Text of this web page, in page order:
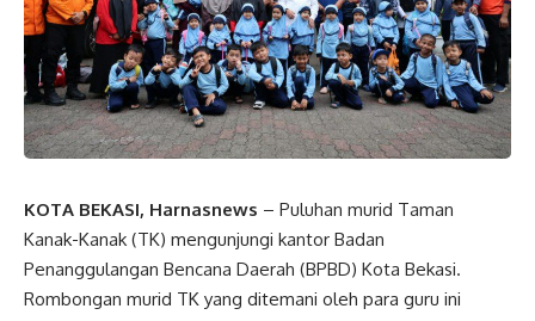
KOTA BEKASI, Harnasnews – Puluhan murid Taman
Kanak-Kanak (TK) mengunjungi kantor Badan
Penanggulangan Bencana Daerah (BPBD) Kota Bekasi.
Rombongan murid TK yang ditemani oleh para guru ini